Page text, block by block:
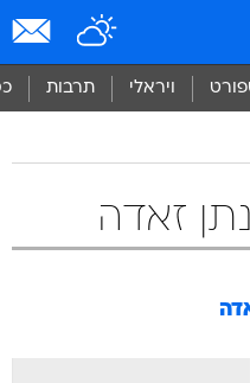
ויראלי תרבות
זאדה